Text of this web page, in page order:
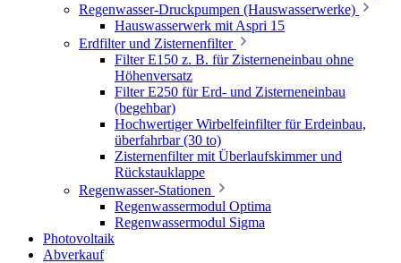
Regenwasser-Druckpumpen (Hauswasserwerke)
Hauswasserwerk mit Aspri 15
Erdfilter und Zisternenfilter
Filter E150 z. B. für Zisterneneinbau ohne
Höhenversatz
Filter E250 für Erd- und Zisterneneinbau
(begehbar)
Hochwertiger Wirbelfeinfilter für Erdeinbau,
überfahrbar (30 to)
Zisternenfilter mit Überlaufskimmer und
Rückstauklappe
Regenwasser-Stationen
Regenwassermodul Optima
Regenwassermodul Sigma
Photovoltaik
Abverkauf